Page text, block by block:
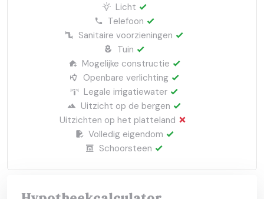
Licht
Telefoon
Sanitaire voorzieningen
Tuin
Mogelijke constructie
Openbare verlichting
Legale irrigatiewater
Uitzicht op de bergen
Uitzichten op het platteland
Volledig eigendom
Schoorsteen